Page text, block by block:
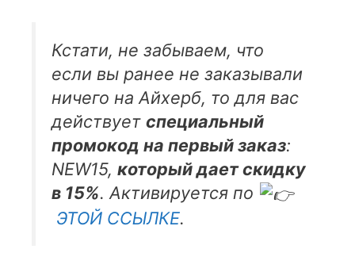
Кстати, не забываем, что
если вы ранее не заказывали
ничего на Айхерб, то для вас
действует специальный
промокод на первый заказ:
NEW15, который дает скидку
в 15%. Активируется по
ЭТОЙ ССЫЛКЕ.